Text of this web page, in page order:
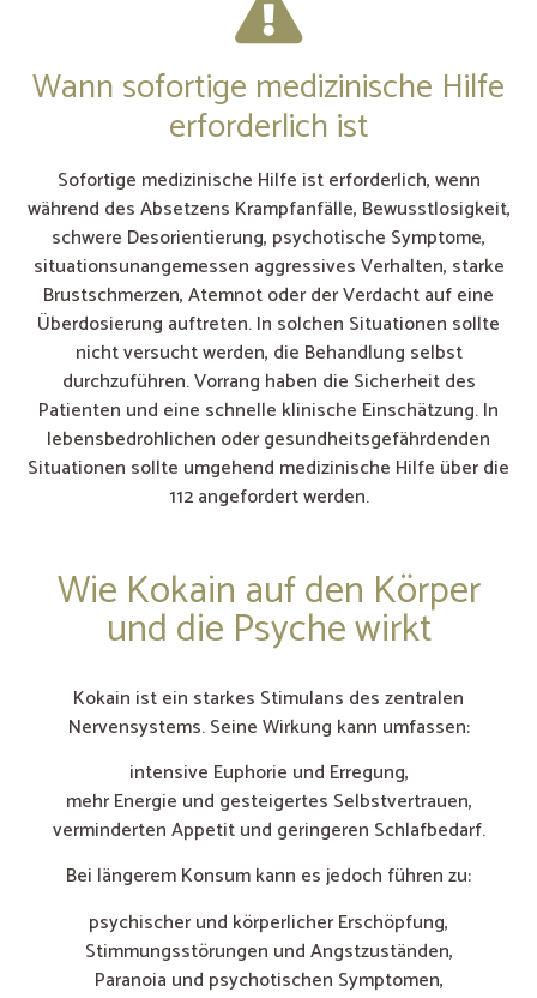
Wann sofortige medizinische Hilfe
erforderlich ist
Sofortige medizinische Hilfe ist erforderlich, wenn
während des Absetzens Krampfanfälle, Bewusstlosigkeit,
schwere Desorientierung, psychotische Symptome,
situationsunangemessen aggressives Verhalten, starke
Brustschmerzen, Atemnot oder der Verdacht auf eine
Überdosierung auftreten. In solchen Situationen sollte
nicht versucht werden, die Behandlung selbst
durchzuführen. Vorrang haben die Sicherheit des
Patienten und eine schnelle klinische Einschätzung. In
lebensbedrohlichen oder gesundheitsgefährdenden
Situationen sollte umgehend medizinische Hilfe über die
112 angefordert werden.
Wie Kokain auf den Körper
und die Psyche wirkt
Kokain ist ein starkes Stimulans des zentralen
Nervensystems. Seine Wirkung kann umfassen:
intensive Euphorie und Erregung,
mehr Energie und gesteigertes Selbstvertrauen,
verminderten Appetit und geringeren Schlafbedarf.
Bei längerem Konsum kann es jedoch führen zu:
psychischer und körperlicher Erschöpfung,
Stimmungsstörungen und Angstzuständen,
Paranoia und psychotischen Symptomen,